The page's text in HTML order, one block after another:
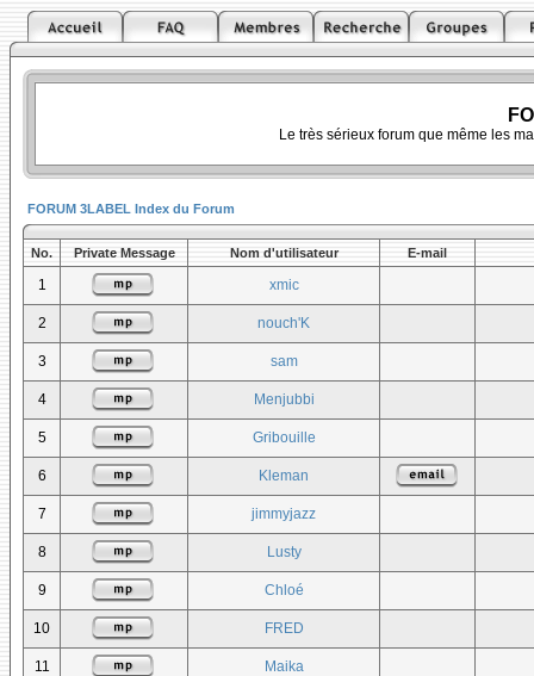
Le très sérieux forum que même les
FORUM 3LABEL Index du Forum
No. Private Message Nom d'utilisateur E-mail
1 xmic
2 nouch'K
3 sam
4 Menjubbi
5 Gribouille
6 Kleman
7 jimmyjazz
8 Lusty
9 Chloé
10 FRED
11 Maika